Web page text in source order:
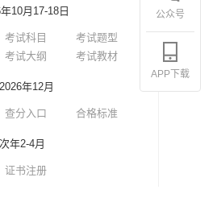
10月17-18日
考试科目
考试题型
考试大纲 考试教材
年12月
查分入口 合格标准
年2-4月
证书注册
公众号
APP下载